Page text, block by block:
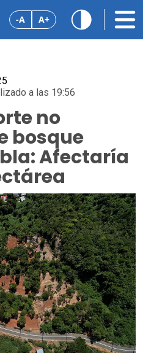
-A A+
a las 19:56
no
bosque
Afectaría